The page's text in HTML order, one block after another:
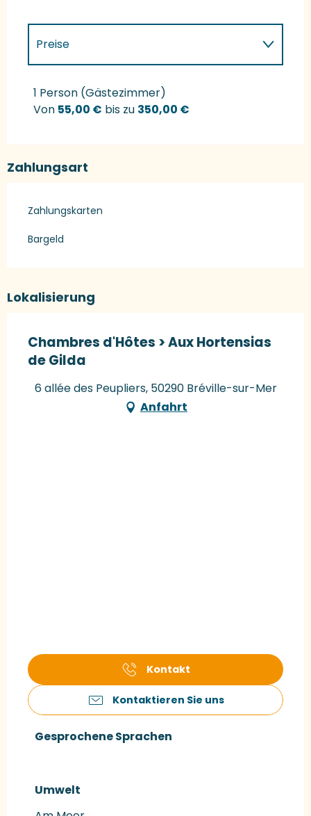
Preise
Preise 2027
1 Person (Gästezimmer)
Von 55,00 € bis zu 350,00 €
Zahlungsart
Zahlungskarten
Bargeld
Lokalisierung
Chambres d'Hôtes > Aux Hortensias
de Gilda
6 allée des Peupliers, 50290 Bréville-sur-Mer
Anfahrt
Kontakt
Kontaktieren Sie uns
Gesprochene Sprachen
Gesprochene Sprachen
Umwelt
Umwelt